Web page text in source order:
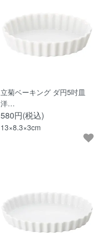
立菊ベーキング ダ円5吋皿
洋…
580円(税込)
13×8.3×3cm